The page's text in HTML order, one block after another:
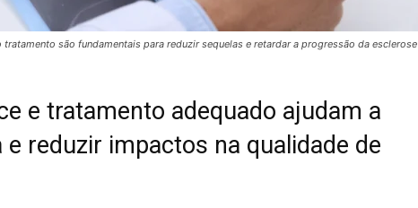
são fundamentais para reduzir sequelas e retardar a progressão da esclerose
e tratamento adequado ajudam a
reduzir impactos na qualidade de